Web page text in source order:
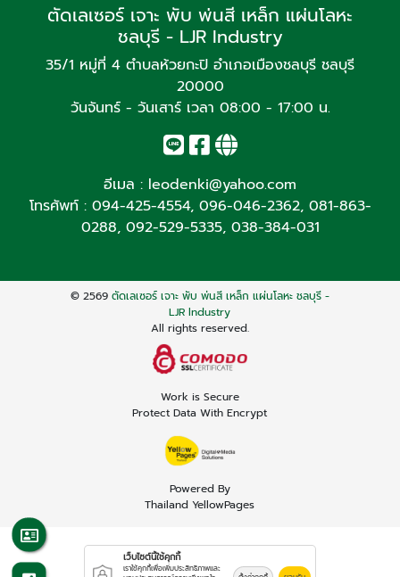
ตัดเลเซอร์ เจาะ พับ พ่นสี เหล็ก แผ่นโลหะ
ชลบุรี - LJR lndustry
35/1 หมู่ที่ 4 ตำบลห้วยกะปิ อำเภอเมืองชลบุรี ชลบุรี
20000
วันจันทร์ - วันเสาร์ เวลา 08:00 - 17:00 น.
อีเมล : leodenki@yahoo.com
โทรศัพท์ : 094-425-4554, 096-046-2362, 081-863-
0288, 092-529-5335, 038-384-031
© 2569 ตัดเลเซอร์ เจาะ พับ พ่นสี เหล็ก แผ่นโลหะ ชลบุรี -
LJR lndustry
All rights reserved.
Work is Secure
Protect Data With Encrypt
Powered By
Thailand YellowPages
เว็บไซต์นี้ใช้คุกกี้
เราใช้คุกกี้เพื่อเพิ่มประสิทธิภาพและ